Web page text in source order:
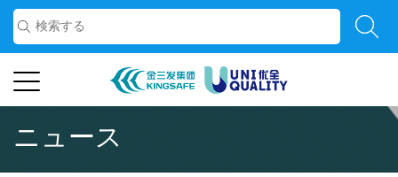
ニュース